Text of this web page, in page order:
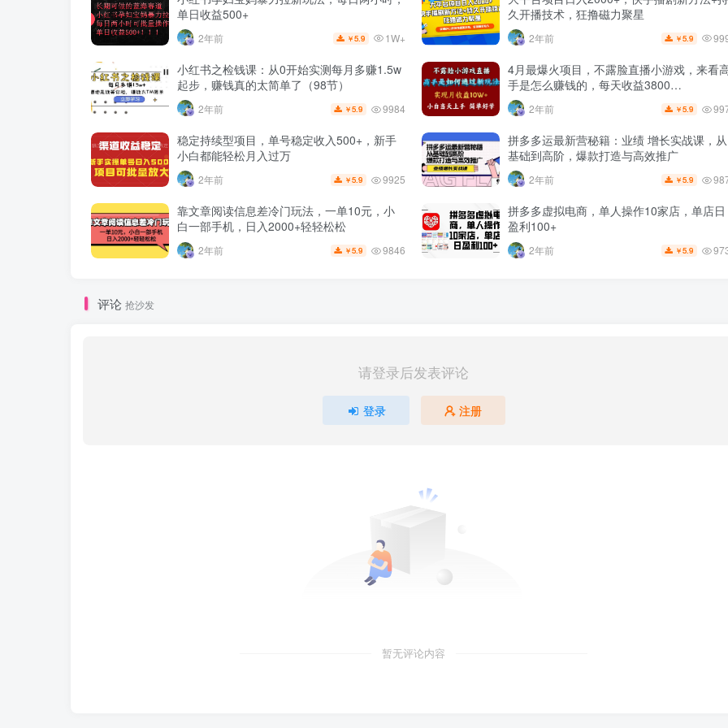
单日收益500+
2年前 ￥5.9 1W+
久开播技术，狂撸磁力聚星
2年前 ￥5.9
小红书之检钱课：从0开始实测每月多赚1.5w
起步，赚钱真的太简单了（98节）
2年前 ￥5.9 9984
4月最爆火项目，不露脸直播小游戏，来看
手是怎么赚钱的，每天收益3800…
2年前 ￥5.9
稳定持续型项目，单号稳定收入500+，新手
小白都能轻松月入过万
2年前 ￥5.9 9925
拼多多运最新营秘籍：业绩 增长实战课，从
基础到高阶，爆款打造与高效推广
2年前 ￥5.9
靠文章阅读信息差冷门玩法，一单10元，小
白一部手机，日入2000+轻轻松松
2年前 ￥5.9 9846
拼多多虚拟电商，单人操作10家店，单店日
盈利100+
2年前 ￥5.9
评论 抢沙发
请登录后发表评论
登录 注册
暂无评论内容